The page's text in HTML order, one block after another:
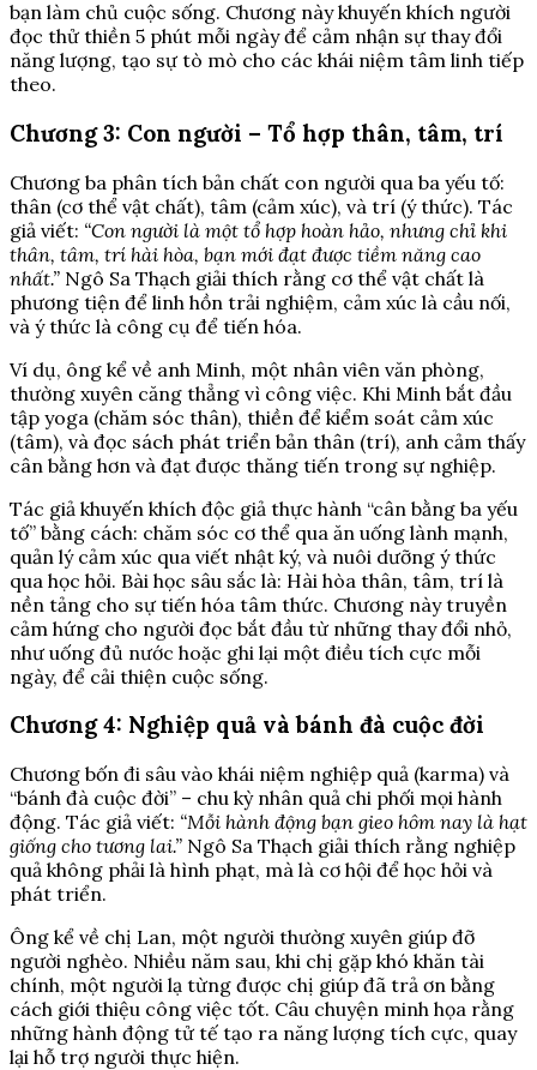
bạn làm chủ cuộc sống. Chương này khuyến khích người
đọc thử thiền 5 phút mỗi ngày để cảm nhận sự thay đổi
năng lượng, tạo sự tò mò cho các khái niệm tâm linh tiếp
theo.
Chương 3: Con người – Tổ hợp thân, tâm, trí
Chương ba phân tích bản chất con người qua ba yếu tố:
thân (cơ thể vật chất), tâm (cảm xúc), và trí (ý thức). Tác
giả viết: “Con người là một tổ hợp hoàn hảo, nhưng chỉ khi
thân, tâm, trí hài hòa, bạn mới đạt được tiềm năng cao
nhất.” Ngô Sa Thạch giải thích rằng cơ thể vật chất là
phương tiện để linh hồn trải nghiệm, cảm xúc là cầu nối,
và ý thức là công cụ để tiến hóa.
Ví dụ, ông kể về anh Minh, một nhân viên văn phòng,
thường xuyên căng thẳng vì công việc. Khi Minh bắt đầu
tập yoga (chăm sóc thân), thiền để kiểm soát cảm xúc
(tâm), và đọc sách phát triển bản thân (trí), anh cảm thấy
cân bằng hơn và đạt được thăng tiến trong sự nghiệp.
Tác giả khuyến khích độc giả thực hành “cân bằng ba yếu
tố” bằng cách: chăm sóc cơ thể qua ăn uống lành mạnh,
quản lý cảm xúc qua viết nhật ký, và nuôi dưỡng ý thức
qua học hỏi. Bài học sâu sắc là: Hài hòa thân, tâm, trí là
nền tảng cho sự tiến hóa tâm thức. Chương này truyền
cảm hứng cho người đọc bắt đầu từ những thay đổi nhỏ,
như uống đủ nước hoặc ghi lại một điều tích cực mỗi
ngày, để cải thiện cuộc sống.
Chương 4: Nghiệp quả và bánh đà cuộc đời
Chương bốn đi sâu vào khái niệm nghiệp quả (karma) và
“bánh đà cuộc đời” – chu kỳ nhân quả chi phối mọi hành
động. Tác giả viết: “Mỗi hành động bạn gieo hôm nay là hạt
giống cho tương lai.” Ngô Sa Thạch giải thích rằng nghiệp
quả không phải là hình phạt, mà là cơ hội để học hỏi và
phát triển.
Ông kể về chị Lan, một người thường xuyên giúp đỡ
người nghèo. Nhiều năm sau, khi chị gặp khó khăn tài
chính, một người lạ từng được chị giúp đã trả ơn bằng
cách giới thiệu công việc tốt. Câu chuyện minh họa rằng
những hành động tử tế tạo ra năng lượng tích cực, quay
lại hỗ trợ người thực hiện.